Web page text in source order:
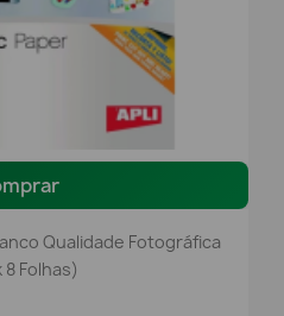
Qualidade Fotográfica
8 Folhas)